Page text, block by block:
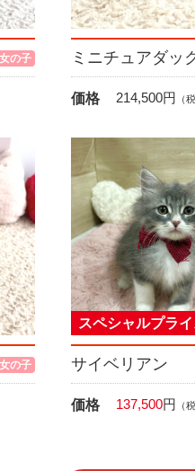
女の子 ミニチュアダッ
価格 214,500円 （
女の子 サイベリアン
スペシャルプラ
価格 137,500円 （